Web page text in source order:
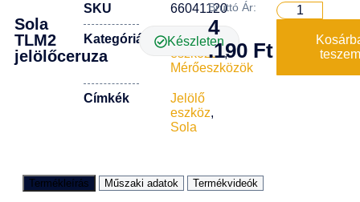
Sola
TLM2
jelölőceruza
SKU 66041120
Kategóriák
Jelölő
eszközök,
Mérőeszközök
Címkék
Jelölő
eszköz,
Sola
Készleten
Bruttó Ár:
4
.190 Ft
teszem
Termékleírás Műszaki adatok Termékvideók